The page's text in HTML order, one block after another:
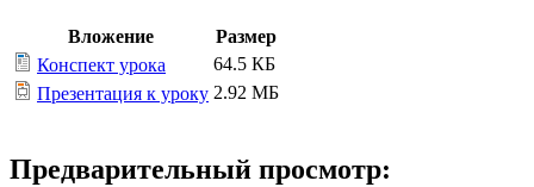
Вложение
Размер
Конспект урока
64.5 КБ
Презентация к уроку 2.92 МБ
Предварительный просмотр: